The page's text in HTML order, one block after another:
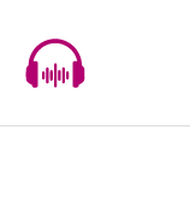
content